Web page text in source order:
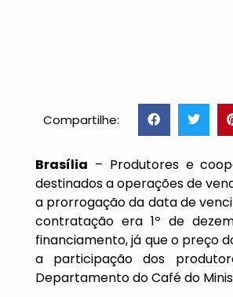
Compartilhe:
Brasília – Produtores e
destinados a operações de
a prorrogação da data de
contratação era 1º de
financiamento, já que o preço
a participação dos
Departamento do Café do